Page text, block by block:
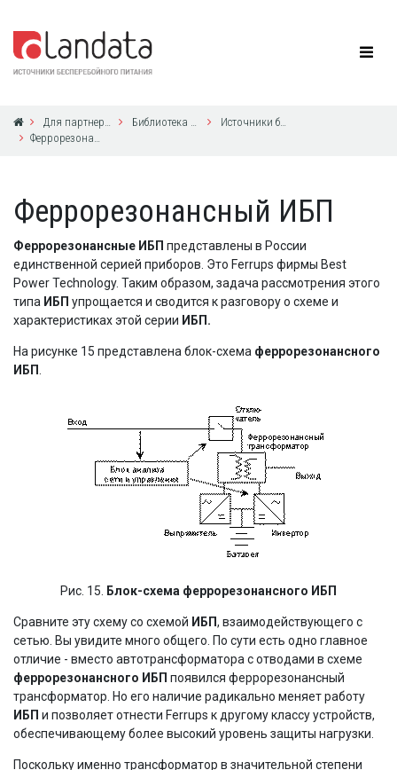
Для партнеров Библиотека по ИБП
Источники бесперебойного питания без секретов
Феррорезонансный ИБП
Феррорезонансный ИБП
Феррорезонансные ИБП представлены в России
единственной серией приборов. Это Ferrups фирмы Best
Power Technology. Таким образом, задача рассмотрения этого
типа ИБП упрощается и сводится к разговору о схеме и
характеристиках этой серии ИБП.
На рисунке 15 представлена блок-схема феррорезонансного
ИБП
Рис. 15. Блок-схема феррорезонансного ИБП
Сравните эту схему со схемой ИБП, взаимодействующего с
сетью. Вы увидите много общего. По сути есть одно главное
отличие - вместо автотрансформатора с отводами в схеме
феррорезонансного ИБП появился феррорезонансный
трансформатор. Но его наличие радикально меняет работу
ИБП и позволяет отнести Ferrups к другому классу устройств,
обеспечивающему более высокий уровень защиты нагрузки.
Поскольку именно трансформатор в значительной степени